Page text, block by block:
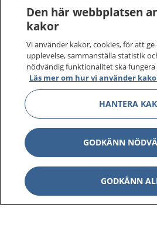
1177 på flera språk
Om 1177
Kontakt
Behandling av personuppgifter
Hantering av kakor
Inställningar för kakor
Den här webbplatsen
kakor
Vi använder kakor, cookies, för att
upplevelse, sammanställa statistik
nödvändig funktionalitet ska
Läs mer om hur vi använder
HANTERA
GODKÄNN
GODKÄNN